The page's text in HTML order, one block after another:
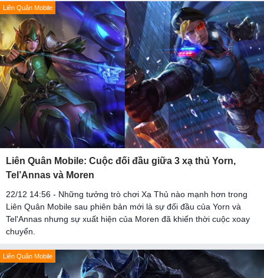
Liên Quân Mobile
Liên Quân Mobile: Cuộc đối đầu giữa 3 xạ thủ Yorn,
Tel’Annas và Moren
22/12 14:56 - Những tưởng trò chơi Xạ Thủ nào mạnh hơn trong
Liên Quân Mobile sau phiên bản mới là sự đối đầu của Yorn và
Tel'Annas nhưng sự xuất hiện của Moren đã khiến thời cuộc xoay
chuyển.
Liên Quân Mobile